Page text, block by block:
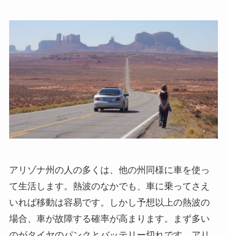
アリゾナ州の人の多くは、他の州同様に車を使っ
て生活します。熱波のなかでも、車に乗ってさえ
いれば移動は容易です。しかし予想以上の熱波の
場合、車が故障する確率が高まります。まず多い